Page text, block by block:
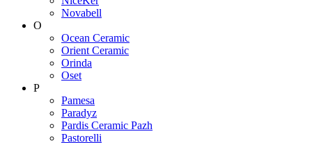
Novabell
O
Ocean Ceramic
Orient Ceramic
Orinda
Oset
P
Pamesa
Paradyz
Pardis Ceramic Pazh
Pastorelli